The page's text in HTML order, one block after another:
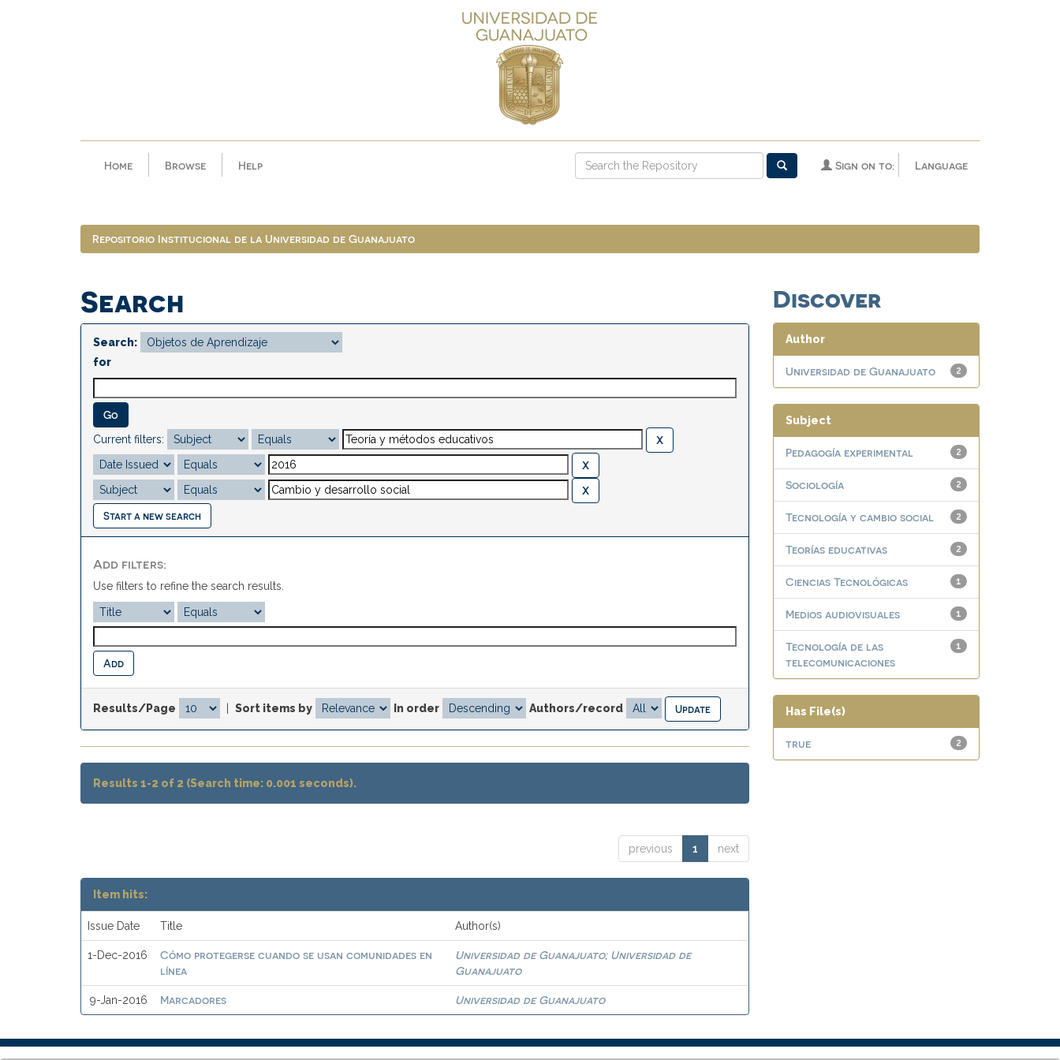
Home Browse Help Language
Sign on to:
Repositorio Institucional de la Universidad de Guanajuato
Search
Search:
for
Current filters:
Start a new search
Add filters:
Use filters to refine the search results.
Results/Page Sort items by In order Authors/record
Results 1-2 of 2 (Search time: 0.001 seconds).
previous 1 next
Item hits:
Issue Date Title Author(s)
1-Dec-2016
Cómo protegerse cuando se usan comunidades en
línea
Universidad de Guanajuato; Universidad de
Guanajuato
9-Jan-2016 Marcadores Universidad de Guanajuato
Discover
Author
2
Universidad de Guanajuato
Subject
2
Pedagogía experimental
2
Sociología
2
Tecnología y cambio social
2
Teorías educativas
1
Ciencias Tecnológicas
1
Medios audiovisuales
1
Tecnología de las
telecomunicaciones
Has File(s)
2
true